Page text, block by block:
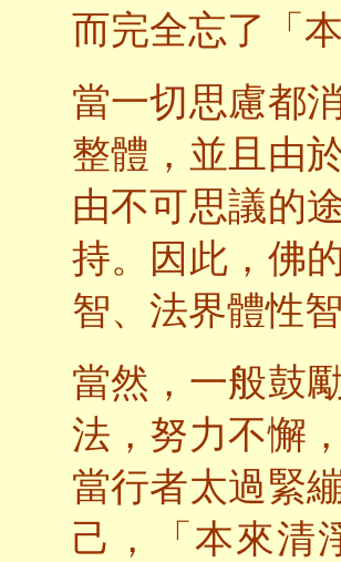
而完全忘了「
當一切思慮都
整體，並且由
由不可思議的
持。因此，佛
智、法界體性
當然，一般鼓
法，努力不懈
當行者太過緊
己，「本來清